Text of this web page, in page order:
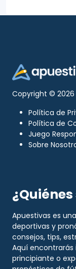
Copyright © 2026
Política de
Política de
Juego
Sobre
Apuestivas es
deportivas y
consejos, tips,
Aquí
principiante o